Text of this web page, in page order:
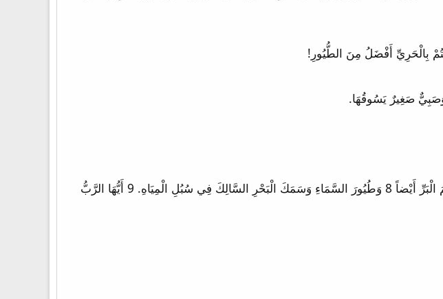
6 تُسَلِّطُهُ عَلَى أَعْمَالِ يَدَيْكَ. جَعَلْتَ كُلَّ شَيْءٍ تَحْتَ قَدَمَيْهِ. 7 الْغَنَمَ وَالْبَقَرَ جَمِيعاً وَبَهَائِمَ الْبَرِّ أَيْضاً 8 وَطُيُورَ السَّمَاءِ وَسَمَكَ الْبَحْرِ السَّالِكَ فِي سُبُلِ الْمِيَاهِ. 9 أَيُّهَا الرَّبُّ